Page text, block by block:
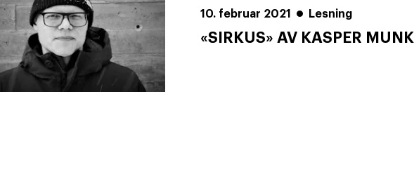
Lesning
10. februar 2021
«SIRKUS» AV KASPER MUNK